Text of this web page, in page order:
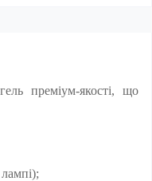
преміум-якості, що